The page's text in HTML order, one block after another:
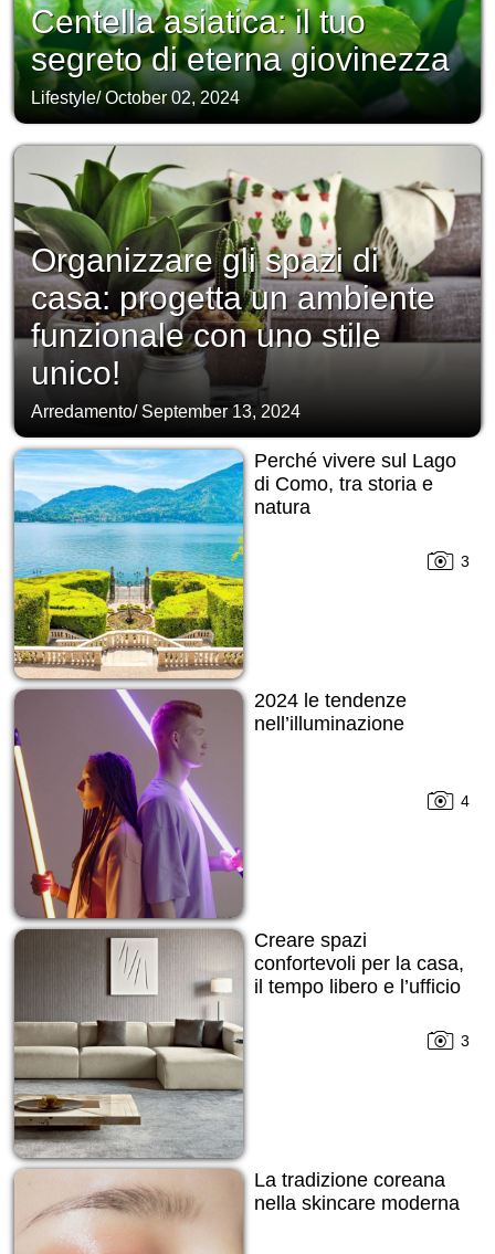
Centella asiatica: il tuo
segreto di eterna giovinezza
Lifestyle/October 02, 2024
Organizzare gli spazi di
casa: progetta un ambiente
funzionale con uno stile
unico!
Arredamento/ September 13, 2024
Perché vivere sul Lago
di Como, tra storia e
natura
3
2024 le tendenze
nell’illuminazione
4
Creare spazi
confortevoli per la casa,
il tempo libero e l’ufficio
3
La tradizione coreana
nella skincare moderna